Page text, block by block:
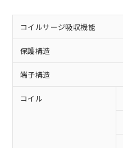
コイルサージ吸収機能
保護構造
端子構造
コイル